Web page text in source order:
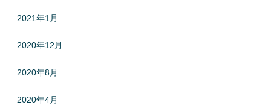
2021年1月
2020年12月
2020年8月
2020年4月